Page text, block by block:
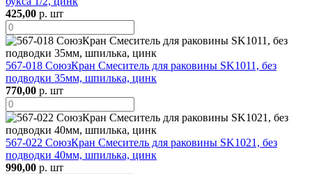
425,00 р. шт
567-018 СоюзКран Смеситель для раковины SK1011, без
подводки 35мм, шпилька, цинк
770,00 р. шт
567-022 СоюзКран Смеситель для раковины SK1021, без
подводки 40мм, шпилька, цинк
990,00 р. шт